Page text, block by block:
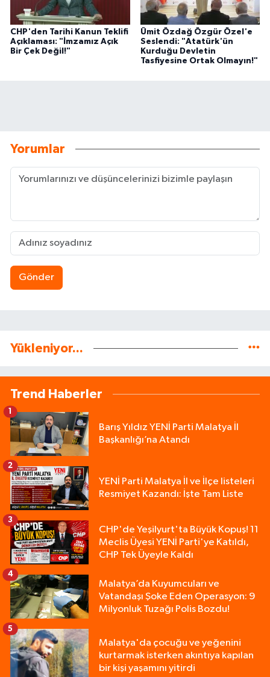
CHP'den Tarihi Kanun Teklifi
Açıklaması: "İmzamız Açık
Bir Çek Değil!"
Ümit Özdağ Özgür Özel'e
Seslendi: "Atatürk'ün
Kurduğu Devletin
Tasfiyesine Ortak Olmayın!"
Yorumlar
Gönder
Yükleniyor...
Trend Haberler
Barış Yıldız YENİ Parti Malatya İl
Başkanlığı’na Atandı
1
YENİ Parti Malatya İl ve İlçe listeleri
Resmiyet Kazandı: İşte Tam Liste
2
CHP'de Yeşilyurt'ta Büyük Kopuş! 11
Meclis Üyesi YENİ Parti'ye Katıldı,
CHP Tek Üyeyle Kaldı
3
Malatya’da Kuyumcuları ve
Vatandaşı Şoke Eden Operasyon: 9
Milyonluk Tuzağı Polis Bozdu!
4
Malatya'da çocuğu ve yeğenini
kurtarmak isterken akıntıya kapılan
bir kişi yaşamını yitirdi
5